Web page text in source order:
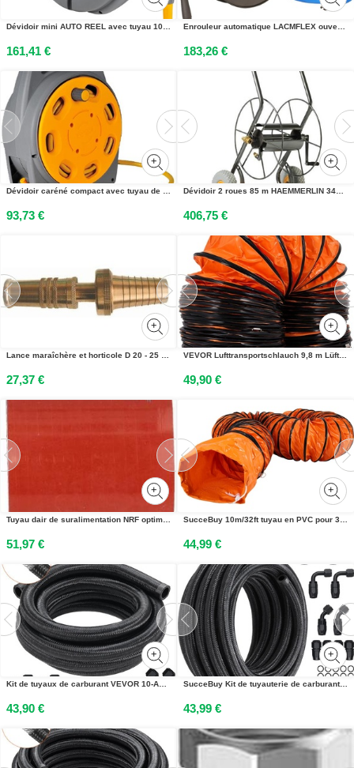
Dévidoir mini AUTO REEL avec tuyau 10 m HOZELOCK 2485R0000
161,41 €
Enrouleur automatique LACMFLEX ouvert D 3/8 L 15 m LACME LACAIR 326215
183,26 €
Dévidoir caréné compact avec tuyau de 20 m HOZELOCK 2382R0777
93,73 €
Dévidoir 2 roues 85 m HAEMMERLIN 340003101
406,75 €
Lance maraîchère et horticole D 20 - 25 mm H-TUBE 6221600E
27,37 €
VEVOR Lufttransportschlauch 9,8 m Lüfterdurchmesser, 30,48 cm Warmluftschlauch, 35 x 35 x 28 cm Belüftungsschlauch Baustellenschlauch, Orange Belü Plateau de cuisson, Orange Plateau de cuisson Belüftungsschlauch
49,90 €
Tuyau dair de suralimentation NRF optimal convenant entre autres à SCANIA 4
51,97 €
SucceBuy 10m/32ft tuyau en PVC pour 300mm/12 pouces de diamètre, ventilateur dextraction, gaines de ventilation, 220V, PVC durable, noir
44,99 €
Kit de tuyaux de carburant VEVOR 10-AN, 3048 mm Kit de tuyaux de carburant, 13,97 mm en nylon tressé en acier inoxydable Kit de raccords de tuyaux de carburant huile/gaz Kit dadaptateurs pivotants en 7 pièces
43,90 €
SucceBuy Kit de tuyauterie de carburant 6AN, 20 pieds de tuyau tressé en nylon et acier inoxydable, kit de connexion huile/gaz/diesel de 0,34 pouce avec 12 adaptateurs pivotants, noir
43,99 €